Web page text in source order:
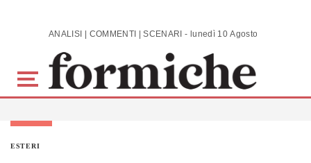
Skip to main content ANALISI | COMMENTI | SCENARI - lunedì 10 Agosto 2026
ESTERI